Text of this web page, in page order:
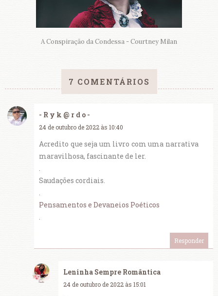
A Conspiração da Condessa - Courtney Milan
7 COMENTÁRIOS
- R y k @ r d o -
24 de outubro de 2022 às 10:40
Acredito que seja um livro com uma narrativa
maravilhosa, fascinante de ler.
.
Saudações cordiais.
.
Pensamentos e Devaneios Poéticos
.
Responder
Leninha Sempre Romântica
24 de outubro de 2022 às 15:01